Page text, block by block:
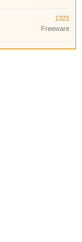
1321
Freeware